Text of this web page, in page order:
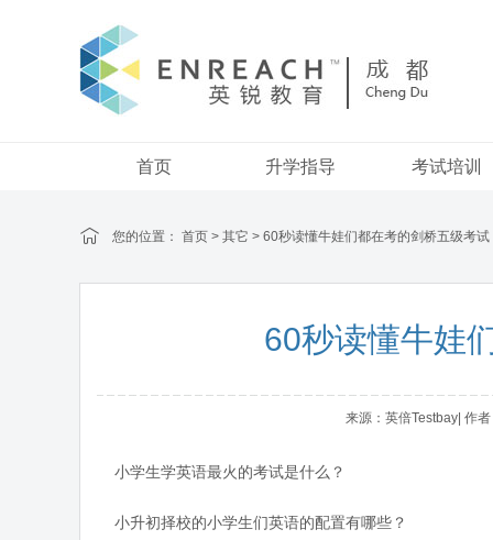
首页 升学指导 考试培训
您的位置： 首页 > 其它 > 60秒读懂牛娃们都在考的剑桥五级考试
60秒读懂牛娃
来源：英倍Testbay| 作
小学生学英语最火的考试是什么？
小升初择校的小学生们英语的配置有哪些？